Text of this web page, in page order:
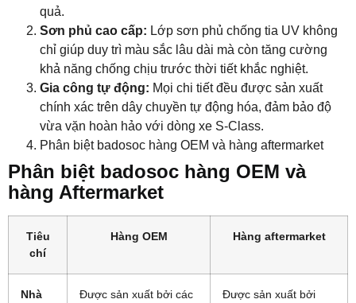
quả.
Sơn phủ cao cấp: Lớp sơn phủ chống tia UV không
chỉ giúp duy trì màu sắc lâu dài mà còn tăng cường
khả năng chống chịu trước thời tiết khắc nghiệt.
Gia công tự động: Mọi chi tiết đều được sản xuất
chính xác trên dây chuyền tự động hóa, đảm bảo độ
vừa vặn hoàn hảo với dòng xe S-Class.
Phân biệt badosoc hàng OEM và hàng aftermarket
Phân biệt badosoc hàng OEM và
hàng Aftermarket
Tiêu
chí
Hàng OEM Hàng aftermarket
Nhà
Được sản xuất bởi các
Được sản xuất bởi